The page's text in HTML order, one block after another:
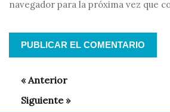
navegador para la próxima vez que